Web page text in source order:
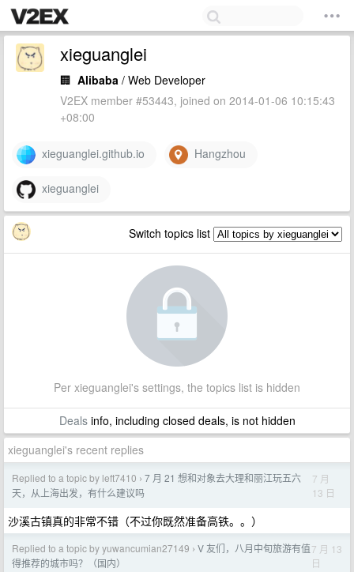
xieguanglei
🏢 Alibaba / Web Developer
V2EX member #53443, joined on 2014-01-06 10:15:43
+08:00
xieguanglei.github.io Hangzhou
xieguanglei
Switch topics list
Per xieguanglei's settings, the topics list is hidden
Dealsinfo, including closed deals, is not hidden
xieguanglei's recent replies
Replied to a topic by left7410 › 7 月 21 想和对象去大理和丽江玩五六
天，从上海出发，有什么建议吗
7 月
13 日
沙溪古镇真的非常不错（不过你既然准备高铁。。）
Replied to a topic by yuwancumian27149 › V 友们，八月中旬旅游有值
得推荐的城市吗？（国内）
7 月 13
日